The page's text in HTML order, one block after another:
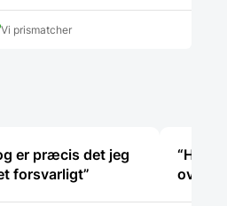
Vi prismatcher
er præcis det jeg
forsvarligt”